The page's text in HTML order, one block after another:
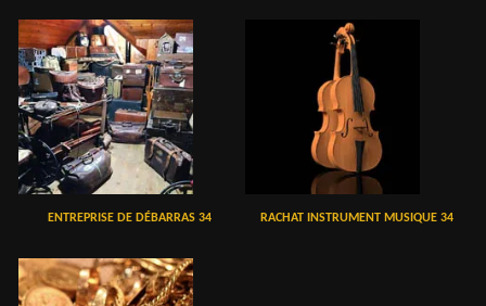
ENTREPRISE DE DÉBARRAS 34 RACHAT INSTRUMENT MUSIQUE 34